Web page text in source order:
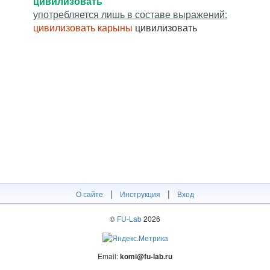
употребляется лишь в составе выражений:
цивилизовать карыны цивилизовать
О сайте | Инструкция | Вход
© FU-Lab2026
Email:komi@fu-lab.ru